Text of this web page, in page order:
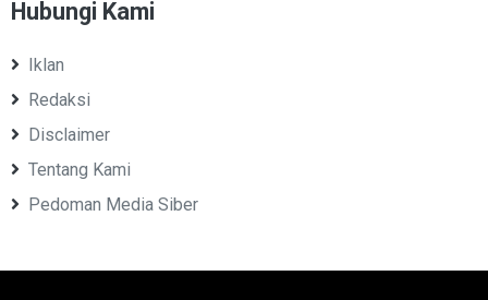
Hubungi Kami
Iklan
Redaksi
Disclaimer
Tentang Kami
Pedoman Media Siber